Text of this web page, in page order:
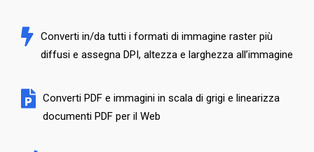
Converti in/da tutti i formati di immagine raster più
diffusi e assegna DPI, altezza e larghezza all’immagine
Converti PDF e immagini in scala di grigi e linearizza
documenti PDF per il Web